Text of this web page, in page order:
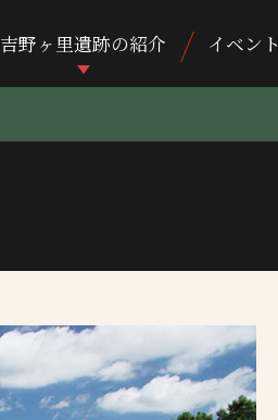
吉野ヶ里遺跡の紹介 イベント